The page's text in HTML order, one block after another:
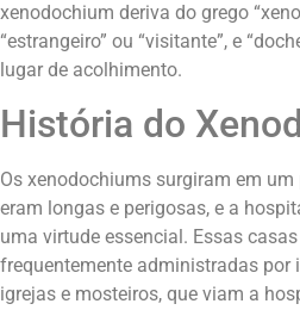
xenodochium deriva do grego
“estrangeiro” ou “visitante”, e
lugar de acolhimento.
História do
Os xenodochiums surgiram em
eram longas e perigosas, e a
uma virtude essencial. Essas
frequentemente administradas por
igrejas e mosteiros, que viam a